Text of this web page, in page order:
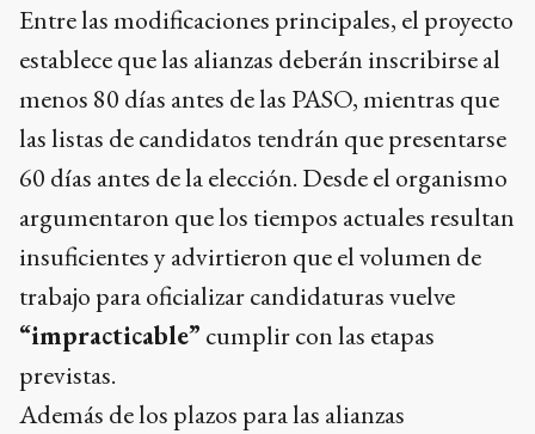
Entre las modificaciones principales, el proyecto
establece que las alianzas deberán inscribirse al
menos 80 días antes de las PASO, mientras que
las listas de candidatos tendrán que presentarse
60 días antes de la elección. Desde el organismo
argumentaron que los tiempos actuales resultan
insuficientes y advirtieron que el volumen de
trabajo para oficializar candidaturas vuelve
“impracticable” cumplir con las etapas
previstas.
Además de los plazos para las alianzas